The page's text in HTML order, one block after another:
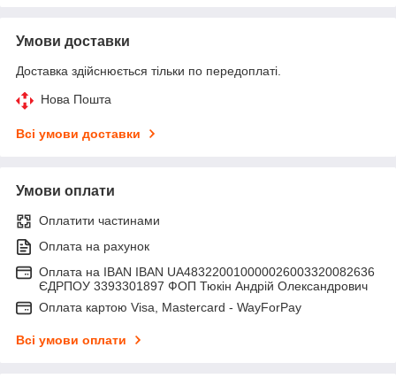
Умови доставки
Доставка здійснюється тільки по передоплаті.
Нова Пошта
Всі умови доставки
Умови оплати
Оплатити частинами
Оплата на рахунок
Оплата на IBAN IBAN UA483220010000026003320082636
ЄДРПОУ 3393301897 ФОП Тюкін Андрій Олександрович
Оплата картою Visa, Mastercard - WayForPay
Всі умови оплати